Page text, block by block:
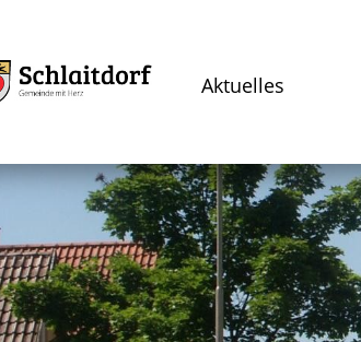
Aktuelles